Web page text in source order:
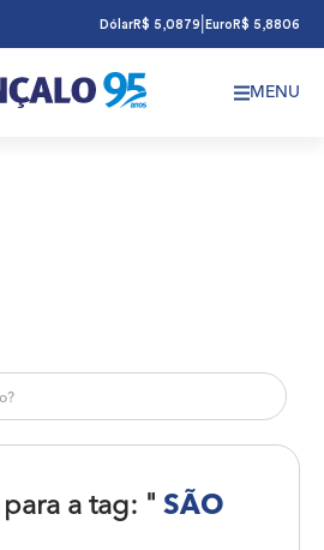
DólarR$ 5,0879 Euro R$ 5,8806
MENU
a tag: " SÃO